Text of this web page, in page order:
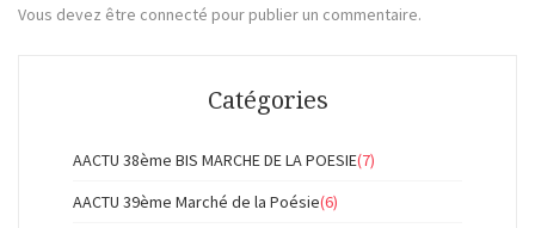
Vous devez être connecté pour publier un commentaire.
Catégories
AACTU 38ème BIS MARCHE DE LA POESIE(7)
AACTU 39ème Marché de la Poésie(6)